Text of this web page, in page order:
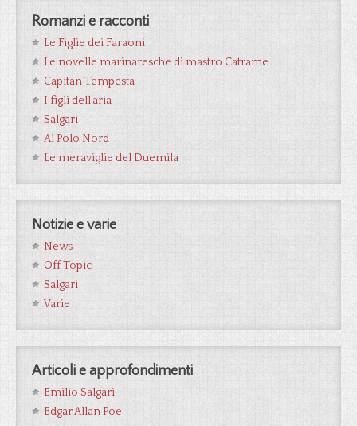
Romanzi e racconti
Le Figlie dei Faraoni
Le novelle marinaresche di mastro Catrame
Capitan Tempesta
I figli dell’aria
Salgari
Al Polo Nord
Le meraviglie del Duemila
Notizie e varie
News
Off Topic
Salgari
Varie
Articoli e approfondimenti
Emilio Salgari
Edgar Allan Poe